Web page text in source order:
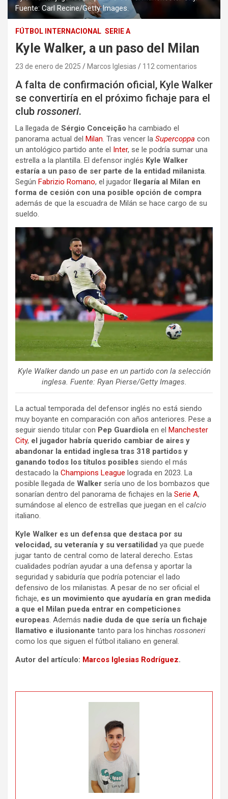
Fuente: Carl Recine/Getty Images.
FÚTBOL INTERNACIONAL SERIE A
Kyle Walker, a un paso del Milan
23 de enero de 2025 Marcos Iglesias 112 comentarios
A falta de confirmación oficial, Kyle Walker
se convertiría en el próximo fichaje para el
club rossoneri.
La llegada de Sérgio Conceição ha cambiado el
panorama actual del Milan. Tras vencer la Supercoppa con
un antológico partido ante el
Inter, se le podría sumar una
estrella a la plantilla. El defensor inglés Kyle Walker
estaría a un paso de ser parte de la entidad milanista.
Según Fabrizio Romano, el jugador llegaría al Milan en
forma de cesión con una posible opción de compra
además de que la escuadra de Milán se hace cargo de su
sueldo.
Kyle Walker dando un pase en un partido con la selección
inglesa. Fuente: Ryan Pierse/Getty Images.
La actual temporada del defensor inglés no está siendo
muy boyante en comparación con años anteriores. Pese a
seguir siendo titular con Pep Guardiola en el Manchester
City, el jugador habría querido cambiar de aires y
abandonar la entidad inglesa tras 318 partidos y
ganando todos los títulos posibles siendo el más
destacado la Champions League lograda en 2023. La
posible llegada de Walker sería uno de los bombazos que
sonarían dentro del panorama de fichajes en la Serie A,
sumándose al elenco de estrellas que juegan en el calcio
italiano.
Kyle Walker es un defensa que destaca por su
velocidad, su veteranía y su versatilidad ya que puede
jugar tanto de central como de lateral derecho. Estas
cualidades podrían ayudar a una defensa y aportar la
seguridad y sabiduría que podría potenciar el lado
defensivo de los milanistas. A pesar de no ser oficial el
fichaje, es un movimiento que ayudaría en gran medida
a que el Milan pueda entrar en competiciones
europeas. Además nadie duda de que sería un fichaje
llamativo e ilusionante tanto para los hinchas rossoneri
como los que siguen el fútbol italiano en general.
Autor del artículo: Marcos Iglesias Rodríguez.